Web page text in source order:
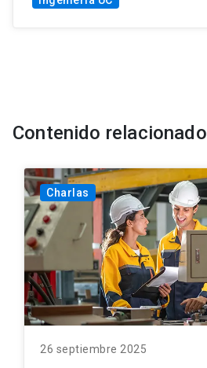
Contenido relacionado
Charlas
26 septiembre 2025